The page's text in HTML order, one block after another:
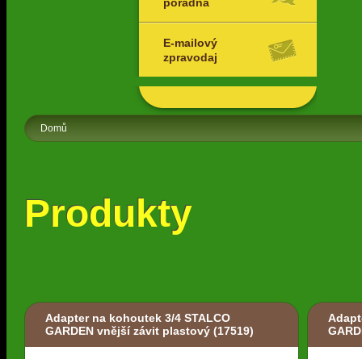
E-mailový
zpravodaj
Domů
Produkty
Adapter na kohoutek 3/4 STALCO
GARDEN vnější závit plastový (17519)